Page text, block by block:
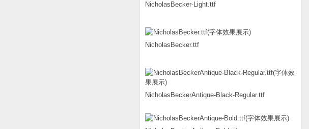
NicholasBecker-Light.ttf
NicholasBecker.ttf
NicholasBeckerAntique-Black-Regular.ttf